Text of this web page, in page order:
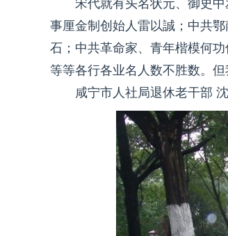
宋代就有头名状元、御史
事厘金制创始人雷以誠；中共
石；中共革命家、青年楷模何
等等各行各业名人数不胜数。
咸宁市人社局退休老干部 沈